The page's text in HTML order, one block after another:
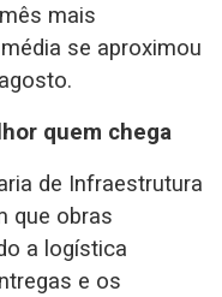
mais
se aproximou
quem chega
de Infraestrutura
que obras
a logística
e os